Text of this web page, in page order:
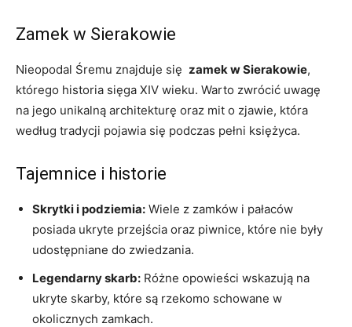
Zamek w Sierakowie
Nieopodal Śremu znajduje się ⁤ zamek w Sierakowie,
którego historia sięga XIV wieku. ⁤Warto zwrócić uwagę
na jego‌ unikalną​ architekturę ⁣oraz mit o‍ zjawie, która
według⁢ tradycji⁣ pojawia się podczas​ pełni⁣ księżyca. ‌
Tajemnice i⁣ historie
Skrytki i podziemia: Wiele z zamków i pałaców
posiada ukryte przejścia oraz ⁣piwnice, które nie były
udostępniane​ do zwiedzania.
Legendarny skarb: Różne opowieści wskazują na
ukryte skarby, które ⁤są rzekomo schowane w
okolicznych zamkach.